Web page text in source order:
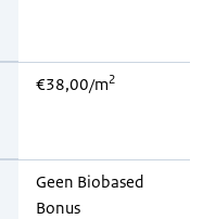
€38,00/m2
Geen Biobased
Bonus